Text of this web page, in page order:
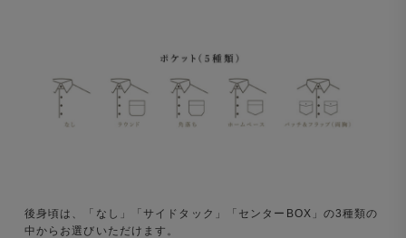
後身頃は、「なし」「サイドタック」「センターBOX」の3種類の
中からお選びいただけます。